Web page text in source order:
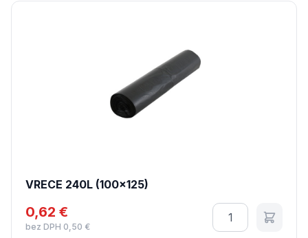
VRECE 240L (100x125)
0,62 €
bez DPH 0,50 €
Množstvo